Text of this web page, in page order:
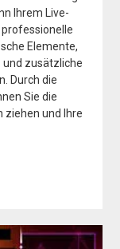
Ihrem Live-
Elemente,
und zusätzliche
Durch die
Sie die
ziehen und Ihre